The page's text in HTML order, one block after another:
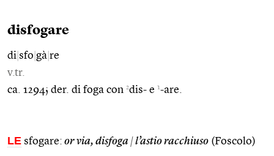
disfogare
di sfo gà re
v.tr.
ca. 1294; der. di foga con 2dis- e 1-are.
LE sfogare: or via, disfoga |l’astio racchiuso (Foscolo)